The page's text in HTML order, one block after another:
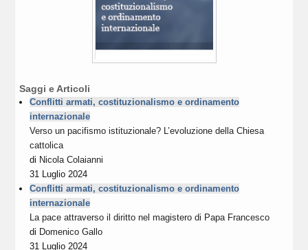
Saggi e Articoli
Conflitti armati, costituzionalismo e ordinamento
internazionale
Verso un pacifismo istituzionale? L’evoluzione della Chiesa
cattolica
di Nicola Colaianni
31 Luglio 2024
Conflitti armati, costituzionalismo e ordinamento
internazionale
La pace attraverso il diritto nel magistero di Papa Francesco
di Domenico Gallo
31 Luglio 2024